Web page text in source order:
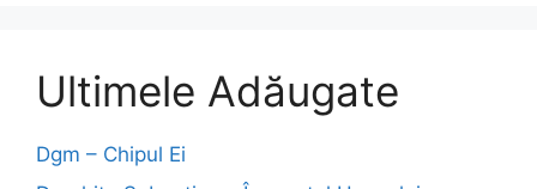
Ultimele Adăugate
Dgm – Chipul Ei